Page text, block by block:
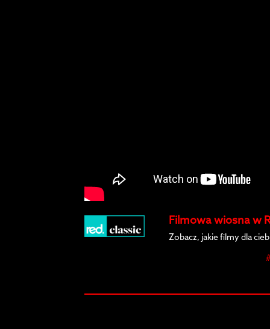
Filmowa wiosna w
Zobacz, jakie filmy dla